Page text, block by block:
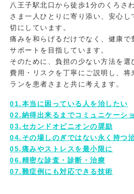
八王子駅北口から徒歩1分のくろさ
さま一人ひとりに寄り添い、安心し
切にしています。
痛みを和らげるだけでなく、健康で
サポートを目指しています。
そのために、負担の少ない方法を選
費用・リスクを丁寧にご説明し、
ランを患者さまと共に考えます。
01.本当に困っている人を治したい
02.納得出来るまでコミュニケーシ
03.セカンドオピニオンの奨励
04.その場しのぎではない永く持つ
05.痛みやストレスを最小限に
06.精密な診査・診断・治療
07.難症例にも対応できる技術